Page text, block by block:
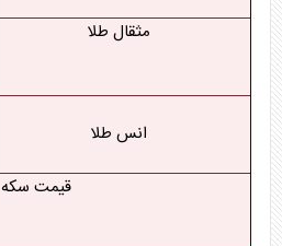
مثقال طلا
انس طلا
قیمت سکه